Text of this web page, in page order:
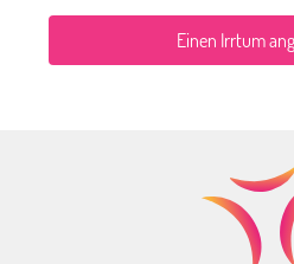
Einen Irrtum